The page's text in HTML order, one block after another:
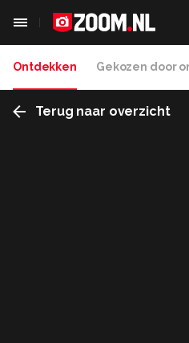
Ontdekken Gekozen door
Terug naar overzicht